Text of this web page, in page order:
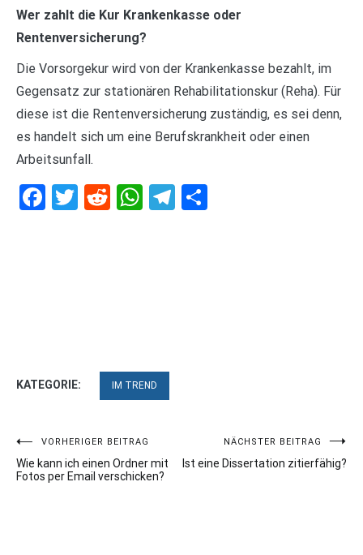
Wer zahlt die Kur Krankenkasse oder
Rentenversicherung?
Die Vorsorgekur wird von der Krankenkasse bezahlt, im
Gegensatz zur stationären Rehabilitationskur (Reha). Für
diese ist die Rentenversicherung zuständig, es sei denn,
es handelt sich um eine Berufskrankheit oder einen
Arbeitsunfall.
Facebook
Twitter
RedditWhatsApp
Telegram
KATEGORIE: IM TREND
Beitragsnavigation
VORHERIGER BEITRAG
Wie kann ich einen Ordner mit
Fotos per Email verschicken?
NÄCHSTER BEITRAG
Ist eine Dissertation zitierfähig?